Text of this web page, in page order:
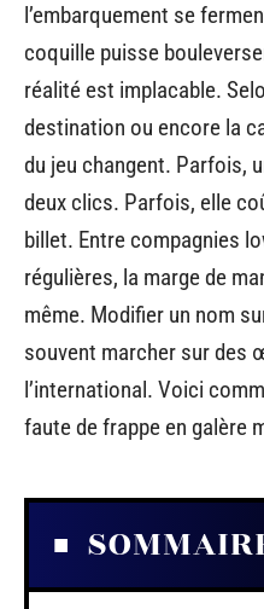
l’embarquement se
coquille puisse
réalité est implacable.
destination ou encore la
du jeu changent. Parfois,
deux clics. Parfois, elle
billet. Entre compagnies
régulières, la marge de
même. Modifier un nom
souvent marcher sur des
l’international. Voici
faute de frappe en galère